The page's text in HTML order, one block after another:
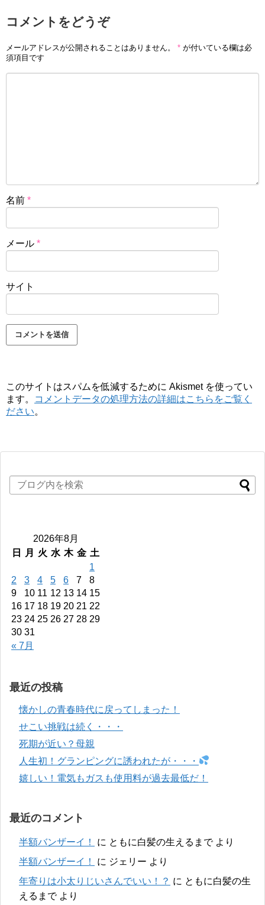
コメントをどうぞ
メールアドレスが公開されることはありません。 * が付いている欄は必
須項目です
名前 *
メール *
サイト
このサイトはスパムを低減するために Akismet を使ってい
ます。
コメントデータの処理方法の詳細はこちらをご覧く
ださい。
2026年8月
日
月 火 水 木 金 土
« 7月
1
2
3 4 5 6 7
8
9
10 11 12 13 14 15
16 17 18 19 20 21 22
23 24 25 26 27 28 29
30 31
最近の投稿
懐かしの青春時代に戻ってしまった！
せこい挑戦は続く・・・
死期が近い？母親
人生初！グランピングに誘われたが・・・
嬉しい！電気もガスも使用料が過去最低だ！
最近のコメント
半額バンザーイ！ に ともに白髪の生えるまでより
半額バンザーイ！
に ジェリー より
年寄りは小太りじいさんでいい！？ に ともに白髪の生
えるまでより